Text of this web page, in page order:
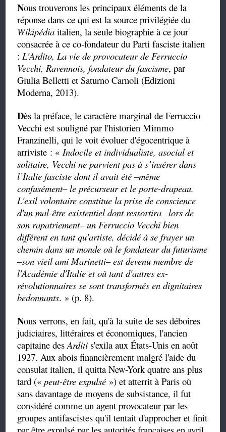
Nous trouverons les principaux éléments de la
réponse dans ce qui est la source privilégiée du
Wikipédia italien, la seule biographie à ce jour
consacrée à ce co-fondateur du Parti fasciste italien
:L'Ardito, La vie de provocateur de Ferruccio
Vecchi, Ravennois, fondateur du fascisme, par
Giulia Belletti et Saturno Carnoli (Edizioni
Moderna, 2013).
Dès la préface, le caractère marginal de Ferruccio
Vecchi est souligné par l'historien Mimmo
Franzinelli, qui le voit évoluer d'égocentrique à
arriviste : «Indocile et individualiste, asocial et
solitaire, Vecchi ne parvient pas à s’insérer dans
l’Italie fasciste dont il avait été –même
confusément– le précurseur et le porte-drapeau.
L'exil volontaire constitue la prise de conscience
d'un mal-être existentiel dont ressortira –lors de
son rapatriement– un Ferruccio Vecchi bien
différent en tant qu'artiste, décidé à se frayer un
chemin dans un monde où le fondateur du futurisme
–son vieil ami Marinetti– est devenu membre de
l'Académie d'Italie et où tant d'autres ex-
révolutionnaires se sont transformés en dignitaires
bedonnants. » (p. 8).
Nous verrons, en fait, qu'à la suite de ses déboires
judiciaires, littéraires et économiques, l'ancien
capitaine desArditi s'exila aux États-Unis en août
1927. Aux abois financièrement malgré l'aide du
consulat italien, il quitta New-York quatre ans plus
tard («peut-être expulsé ») et atterrit à Paris où
sans davantage de moyens de subsistance, il fut
considéré comme un agent provocateur par les
groupes antifascistes qu'il tentait d'approcher et finit